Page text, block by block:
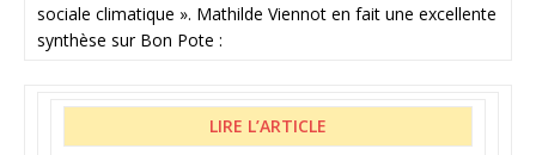
sociale climatique ». Mathilde Viennot en fait une excellente
synthèse sur Bon Pote :
LIRE L’ARTICLE